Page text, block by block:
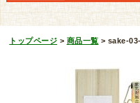
トップページ > 商品一覧 > sake-